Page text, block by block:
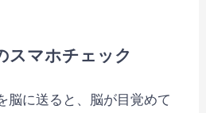
スマホチェック
脳に送ると、脳が目覚めて